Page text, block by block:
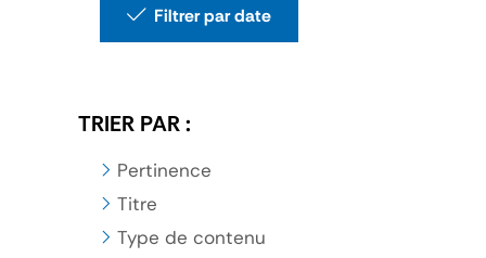
Filtrer par date
TRIER PAR :
Pertinence
Titre
Type de contenu